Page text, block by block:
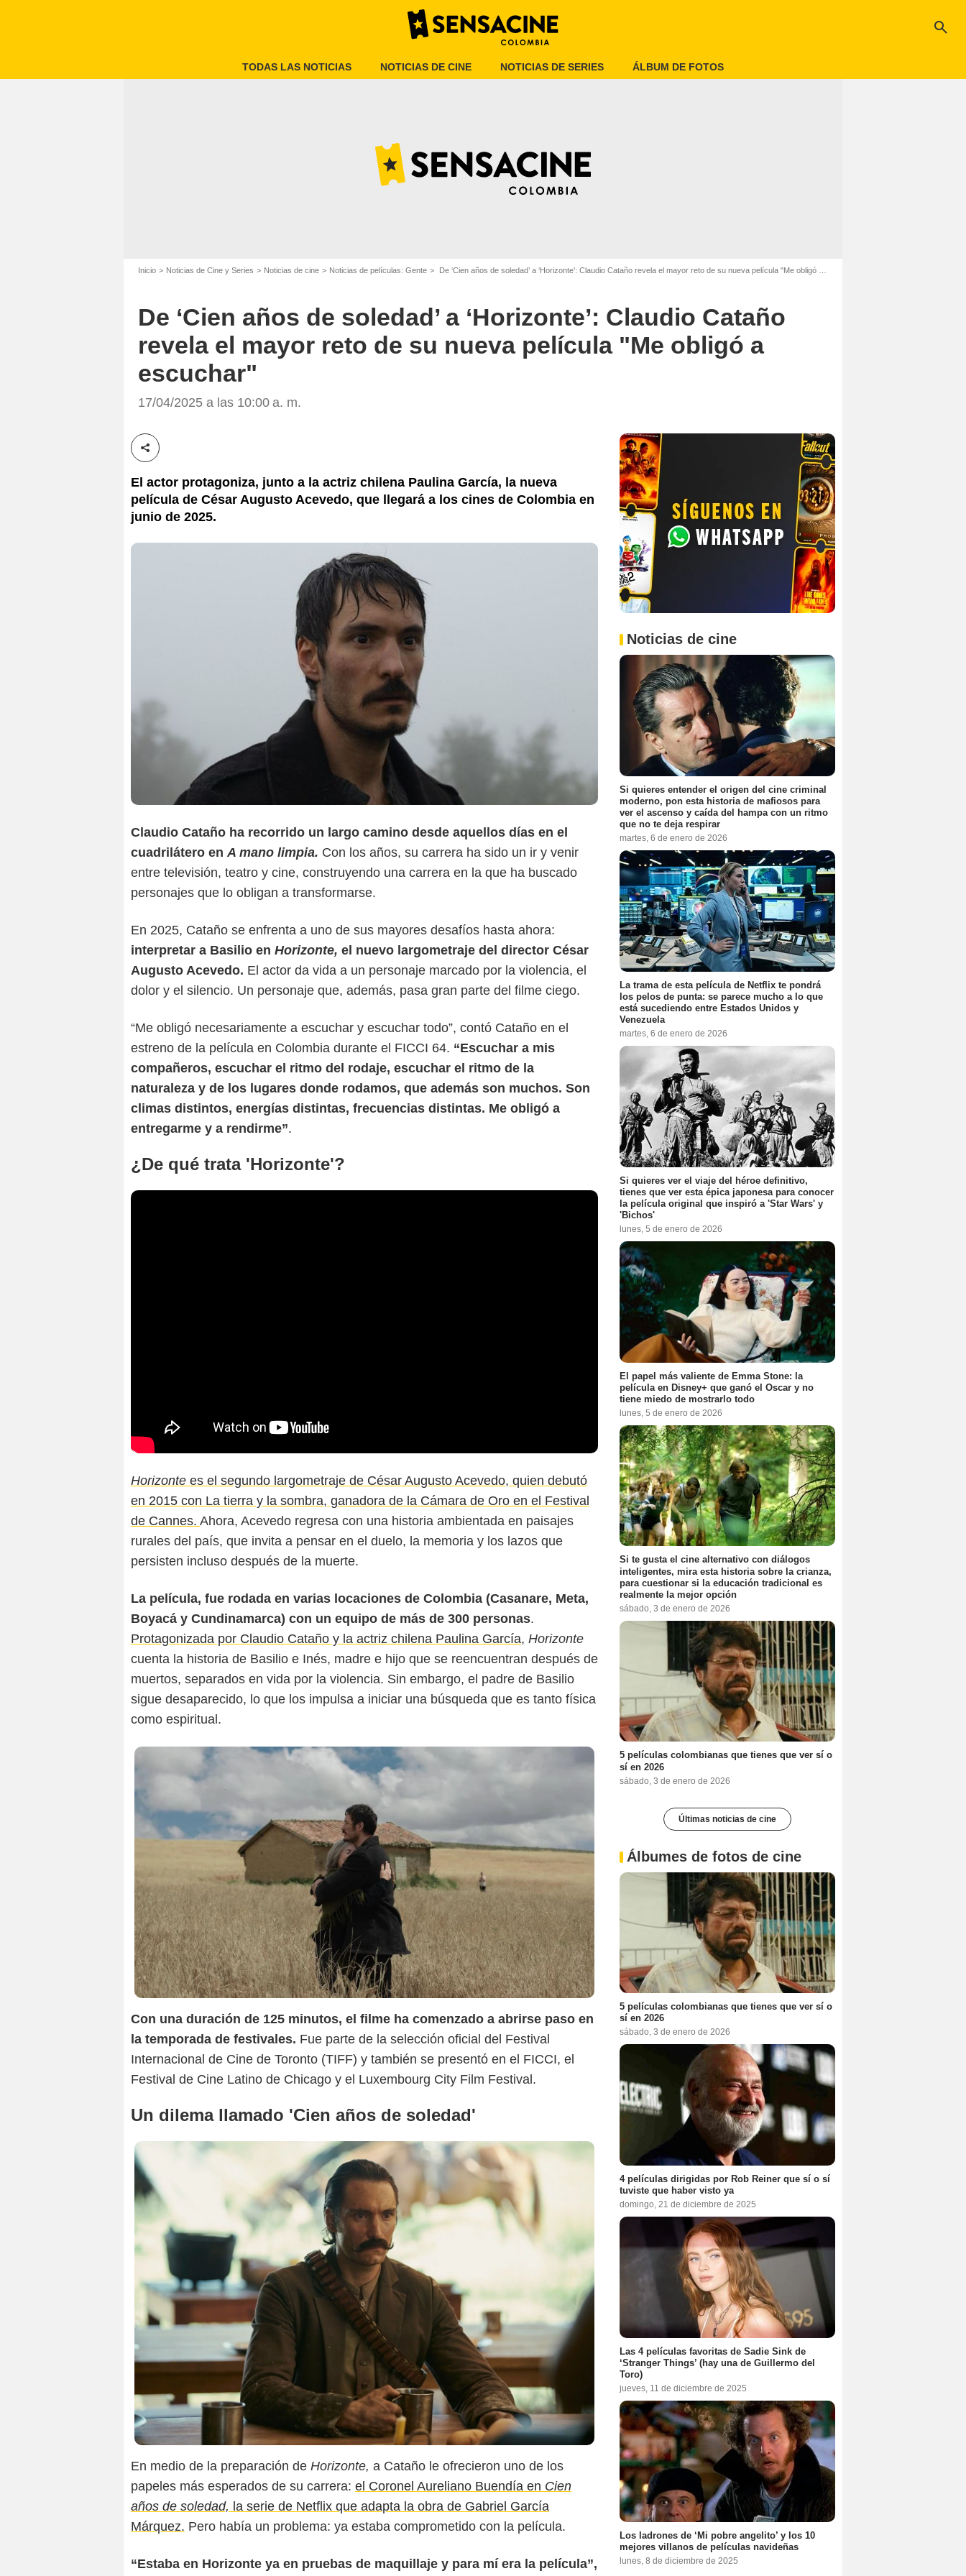
search
TODAS LAS NOTICIAS NOTICIAS DE CINE NOTICIAS DE SERIES ÁLBUM DE FOTOS
Inicio Noticias de Cine y Series Noticias de cine Noticias de películas: Gente De ‘Cien años de soledad’ a ‘Horizonte’: Claudio Cataño revela el mayor reto de su nueva película "Me obligó a escuchar"
De ‘Cien años de soledad’ a ‘Horizonte’: Claudio Cataño
revela el mayor reto de su nueva película "Me obligó a
escuchar"
17/04/2025 a las 10:00 a. m.
Compartir esta noticia
El actor protagoniza, junto a la actriz chilena Paulina García, la nueva
película de César Augusto Acevedo, que llegará a los cines de Colombia en
junio de 2025.
Claudio Cataño ha recorrido un largo camino desde aquellos días en el
cuadrilátero enA mano limpia. Con los años, su carrera ha sido un ir y venir
entre televisión, teatro y cine, construyendo una carrera en la que ha buscado
personajes que lo obligan a transformarse.
En 2025, Cataño se enfrenta a uno de sus mayores desafíos hasta ahora:
interpretar a Basilio en Horizonte, el nuevo largometraje del director César
Augusto Acevedo. El actor da vida a un personaje marcado por la violencia, el
dolor y el silencio. Un personaje que, además, pasa gran parte del filme ciego.
“Me obligó necesariamente a escuchar y escuchar todo”, contó Cataño en el
estreno de la película en Colombia durante el FICCI 64. “Escuchar a mis
compañeros, escuchar el ritmo del rodaje, escuchar el ritmo de la
naturaleza y de los lugares donde rodamos, que además son muchos. Son
climas distintos, energías distintas, frecuencias distintas. Me obligó a
entregarme y a rendirme”.
¿De qué trata 'Horizonte'?
Horizonte es el segundo largometraje de César Augusto Acevedo, quien debutó
en 2015 con La tierra y la sombra, ganadora de la Cámara de Oro en el Festival
de Cannes. Ahora, Acevedo regresa con una historia ambientada en paisajes
rurales del país, que invita a pensar en el duelo, la memoria y los lazos que
persisten incluso después de la muerte.
La película, fue rodada en varias locaciones de Colombia (Casanare, Meta,
Boyacá y Cundinamarca) con un equipo de más de 300 personas.
Protagonizada por Claudio Cataño y la actriz chilena Paulina García, Horizonte
cuenta la historia de Basilio e Inés, madre e hijo que se reencuentran después de
muertos, separados en vida por la violencia. Sin embargo, el padre de Basilio
sigue desaparecido, lo que los impulsa a iniciar una búsqueda que es tanto física
como espiritual.
El Tiempo
Con una duración de 125 minutos, el filme ha comenzado a abrirse paso en
la temporada de festivales. Fue parte de la selección oficial del Festival
Internacional de Cine de Toronto (TIFF) y también se presentó en el FICCI, el
Festival de Cine Latino de Chicago y el Luxembourg City Film Festival.
Un dilema llamado 'Cien años de soledad'
Esquire
En medio de la preparación de Horizonte, a Cataño le ofrecieron uno de los
papeles más esperados de su carrera: el Coronel Aureliano Buendía en Cien
años de soledad, la serie de Netflix que adapta la obra de Gabriel García
Márquez. Pero había un problema: ya estaba comprometido con la película.
“Estaba en Horizonte ya en pruebas de maquillaje y para mí era la película”,
Noticias de cine
Si quieres entender el origen del cine criminal
moderno, pon esta historia de mafiosos para
ver el ascenso y caída del hampa con un ritmo
que no te deja respirar
martes, 6 de enero de 2026
La trama de esta película de Netflix te pondrá
los pelos de punta: se parece mucho a lo que
está sucediendo entre Estados Unidos y
Venezuela
martes, 6 de enero de 2026
Si quieres ver el viaje del héroe definitivo,
tienes que ver esta épica japonesa para conocer
la película original que inspiró a 'Star Wars' y
'Bichos'
lunes, 5 de enero de 2026
El papel más valiente de Emma Stone: la
película en Disney+ que ganó el Oscar y no
tiene miedo de mostrarlo todo
lunes, 5 de enero de 2026
Si te gusta el cine alternativo con diálogos
inteligentes, mira esta historia sobre la crianza,
para cuestionar si la educación tradicional es
realmente la mejor opción
sábado, 3 de enero de 2026
5 películas colombianas que tienes que ver sí o
sí en 2026
sábado, 3 de enero de 2026
Últimas noticias de cine
Álbumes de fotos de cine
5 películas colombianas que tienes que ver sí o
sí en 2026
sábado, 3 de enero de 2026
4 películas dirigidas por Rob Reiner que sí o sí
tuviste que haber visto ya
domingo, 21 de diciembre de 2025
Las 4 películas favoritas de Sadie Sink de
‘Stranger Things’ (hay una de Guillermo del
Toro)
jueves, 11 de diciembre de 2025
Los ladrones de ‘Mi pobre angelito’ y los 10
mejores villanos de películas navideñas
lunes, 8 de diciembre de 2025